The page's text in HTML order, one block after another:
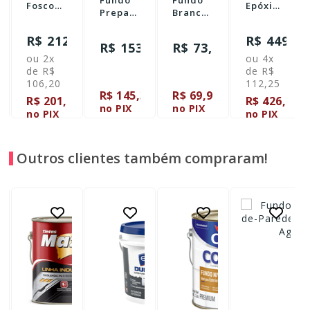
Fosco
Água
Seca
Rápido
3,6L
R$ 212,40
ou 2x
de R$
106,20
R$ 201,78
no PIX
Preparador
Suvinil
R$ 153,00
R$ 145,35
no PIX
Branco
900ml
R$ 73,60
R$ 69,92
no PIX
Epóxi
Catalisador
Kit
Galão
3,6
Litros -
Branco
R$ 449,00
ou 4x
de R$
112,25
R$ 426,55
no PIX
Outros clientes também compraram!